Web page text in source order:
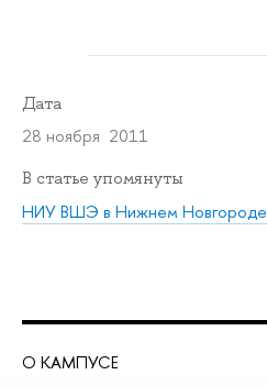
Дата
28 ноября 2011
В статье упомянуты
НИУ ВШЭ в Нижнем Новгороде
О КАМПУСЕ